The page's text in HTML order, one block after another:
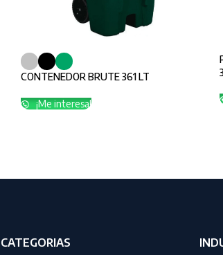
CONTENEDOR BRUTE 361 LT
¡Me interesa!
CATEGORIAS